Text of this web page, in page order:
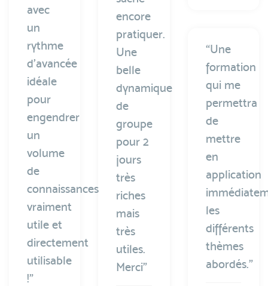
encore
pratiquer.
Une
belle
dynamique
de
groupe
pour 2
jours
très
riches
mais
très
utiles.
Merci”
avec
un
rythme
d’avancée
idéale
pour
engendrer
un
volume
de
connaissances
vraiment
utile et
directement
utilisable
!”
“Une
formation
qui me
permettra
de
mettre
en
application
les
différents
thèmes
abordés.”